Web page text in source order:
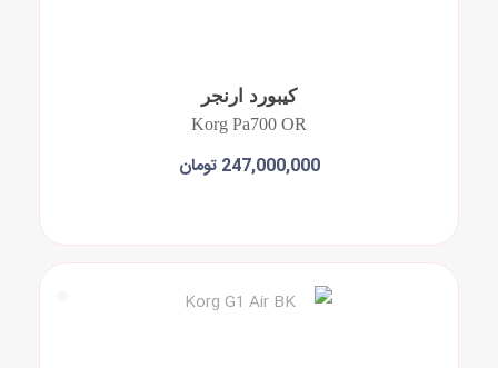
کیبورد ارنجر
Korg Pa700 OR
247,000,000 تومان